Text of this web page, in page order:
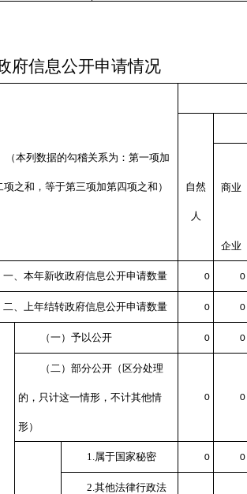
府信息公开申请情况
（本列数据的勾稽关系为：第一项加
项之和，等于第三项加第四项之和） 自然
人
商业
企业
一、本年新收政府信息公开申请数量 0 0
二、上年结转政府信息公开申请数量 0 0
（一）予以公开 0 0
（二）部分公开（区分处理
的，只计这一情形，不计其他情
形）
0 0
1.属于国家秘密 0 0
2.其他法律行政法